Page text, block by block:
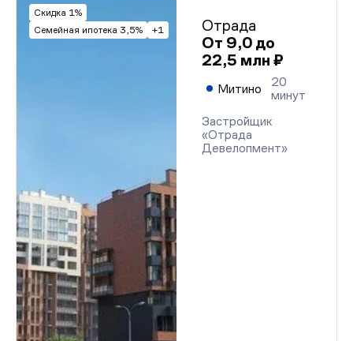
Скидка 1%
Семейная ипотека 3,5%
+1
Отрада
От 9,0 до
22,5 млн ₽
Митино
20
минут
Застройщик
«Отрада
Девелопмент»